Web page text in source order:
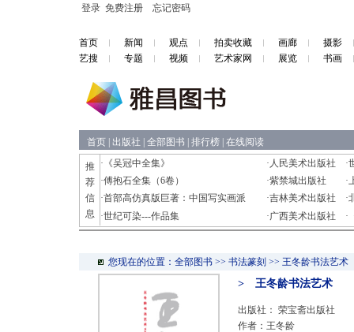
登录 免费注册 忘记密码
首页 新闻 观点 拍卖收藏 画廊
摄影
艺搜
专题 视频 艺术家网 展览 书画
首页 出版社 全部图书 排行榜 在线阅读
推
荐
信
息
· 《吴冠中全集》 · 人民美术出版社 ·
·傅抱石全集（6卷） ·紫禁城出版社 ·
·首部高仿真版巨著：中国写实画派 ·吉林美术出版社 ·
·世纪可染---作品集 ·广西美术出版社 ·
您现在的位置：全部图书 >> 书法篆刻 >> 王冬龄书法艺术
> 王冬龄书法艺术
出版社： 荣宝斋出版社
作者：王冬龄